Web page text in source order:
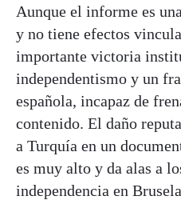
Aunque el informe es
y no tiene efectos
importante victoria
independentismo y un
española, incapaz de
contenido. El daño
a Turquía en un
es muy alto y da alas a
independencia en